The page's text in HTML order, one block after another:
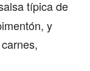
típica de
y